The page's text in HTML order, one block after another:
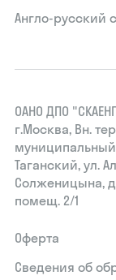
Англо-русский
ОАНО ДПО
г.Москва, Вн.
Таганский, ул.
Солженицына, д.
помещ. 2/1
Оферта
Сведения об